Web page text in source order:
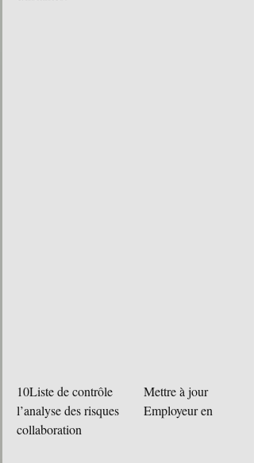
10Liste de contrôle	Mettre à jour
l’analyse des risques	Employeur en
collaboration